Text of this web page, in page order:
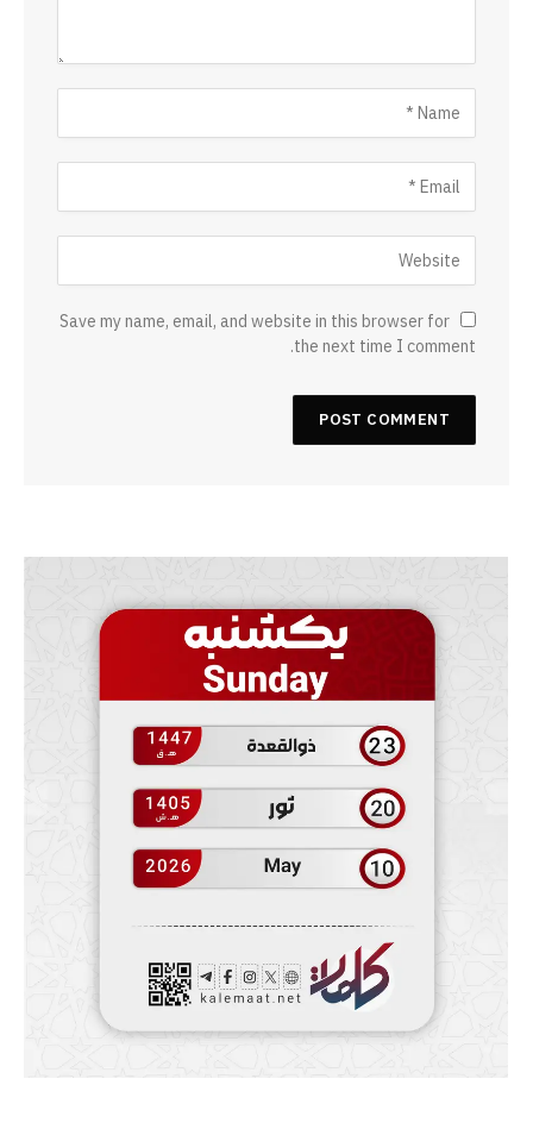
Save my name, email, and website in this browser for
the next time I comment.